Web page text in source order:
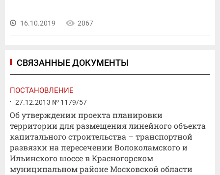
16.10.2019 2067
СВЯЗАННЫЕ ДОКУМЕНТЫ
ПОСТАНОВЛЕНИЕ
27.12.2013 № 1179/57
Об утверждении проекта планировки
территории для размещения линейного объекта
капитального строительства – транспортной
развязки на пересечении Волоколамского и
Ильинского шоссе в Красногорском
муниципальном районе Московской области